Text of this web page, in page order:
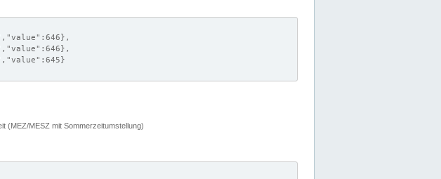
(MEZ/MESZ mit Sommerzeitumstellung)